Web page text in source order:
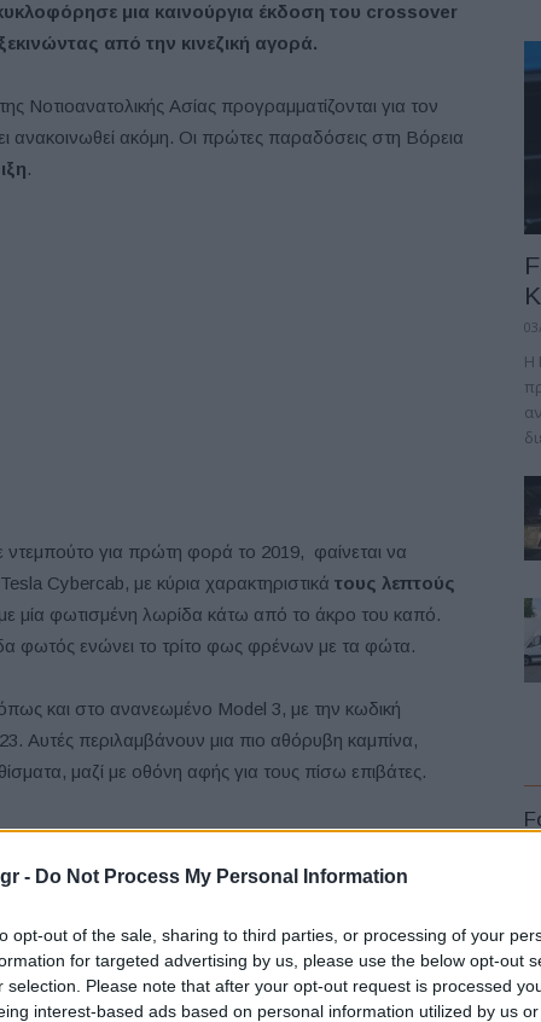
- Do Not Process My Personal Information
opt-out of the sale, sharing to third parties, or processing of your
for targeted advertising by us, please use the below opt-out
selection. Please note that after your opt-out request is processed
interest-based ads based on personal information utilized by us
μια καινούργια έκδοση του crossover
από την κινεζική αγορά.
Νοτιοανατολικής Ασίας προγραμματίζονται για τον
ανακοινωθεί ακόμη. Οι πρώτες παραδόσεις στη Βόρεια
.
για πρώτη φορά το 2019, φαίνεται να
Cybercab, με κύρια χαρακτηριστικά τους λεπτούς
μία φωτισμένη λωρίδα κάτω από το άκρο του καπό.
φωτός ενώνει το τρίτο φως φρένων με τα φώτα.
και στο ανανεωμένο Model 3, με την κωδική
Αυτές περιλαμβάνουν μια πιο αθόρυβη καμπίνα,
μαζί με οθόνη αφής για τους πίσω επιβάτες.
Αλέξης Γιαννούλιας: Υποψήφιος Δήμαρχος
στο Σικάγο ο άλλοτε παίκτης του Πανιώνιου
Η